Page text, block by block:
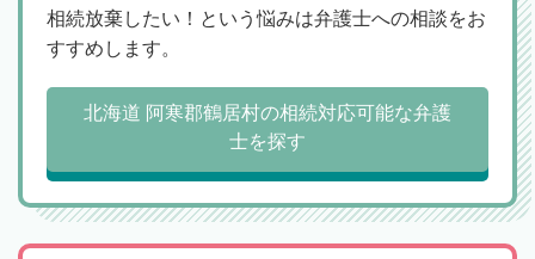
相続放棄したい！という悩みは弁護士への相談をお
すすめします。
北海道 阿寒郡鶴居村の相続対応可能な弁護
士を探す